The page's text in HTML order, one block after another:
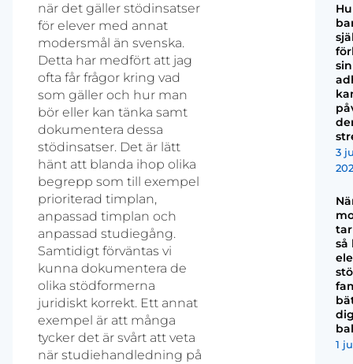
när det gäller stödinsatser
för elever med annat
modersmål än svenska.
Detta har medfört att jag
ofta får frågor kring vad
som gäller och hur man
bör eller kan tänka samt
dokumentera dessa
stödinsatser. Det är lätt
hänt att blanda ihop olika
begrepp som till exempel
prioriterad timplan,
anpassad timplan och
anpassad studiegång.
Samtidigt förväntas vi
kunna dokumentera de
olika stödformerna
juridiskt korrekt. Ett annat
exempel är att många
tycker det är svårt att veta
när studiehandledning på
sin
3
så
1